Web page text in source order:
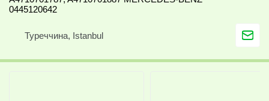
0445120642
Туреччина, Istanbul